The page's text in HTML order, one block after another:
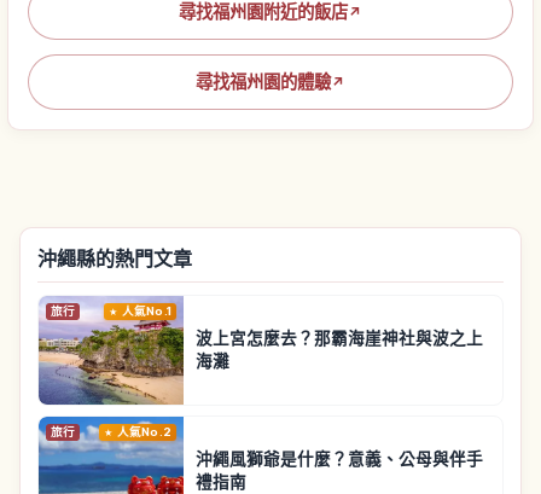
尋找福州園附近的飯店↗
尋找福州園的體驗↗
沖繩縣的熱門文章
旅行 人氣No.1
波上宮怎麼去？那霸海崖神社與波之上
海灘
旅行 人氣No.2
沖繩風獅爺是什麼？意義、公母與伴手
禮指南